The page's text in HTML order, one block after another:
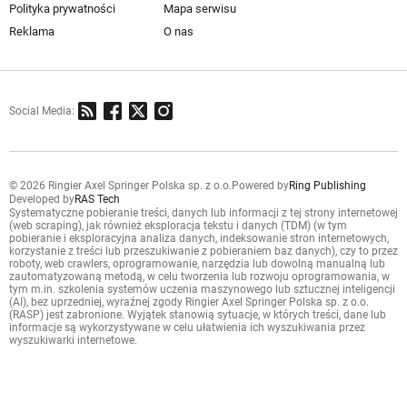
Polityka prywatności
Mapa serwisu
Reklama
O nas
Social Media:
© 2026 Ringier Axel Springer Polska sp. z o.o.Powered byRing Publishing
Developed byRAS Tech
Systematyczne pobieranie treści, danych lub informacji z tej strony internetowej
(web scraping), jak również eksploracja tekstu i danych (TDM) (w tym
pobieranie i eksploracyjna analiza danych, indeksowanie stron internetowych,
korzystanie z treści lub przeszukiwanie z pobieraniem baz danych), czy to przez
roboty, web crawlers, oprogramowanie, narzędzia lub dowolną manualną lub
zautomatyzowaną metodą, w celu tworzenia lub rozwoju oprogramowania, w
tym m.in. szkolenia systemów uczenia maszynowego lub sztucznej inteligencji
(AI), bez uprzedniej, wyraźnej zgody Ringier Axel Springer Polska sp. z o.o.
(RASP) jest zabronione. Wyjątek stanowią sytuacje, w których treści, dane lub
informacje są wykorzystywane w celu ułatwienia ich wyszukiwania przez
wyszukiwarki internetowe.